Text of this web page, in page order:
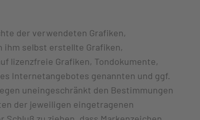
der verwendeten Grafiken,
ihm selbst erstellte Grafiken,
lizenzfreie Grafiken, Tondokumente,
Internetangebotes genannten und ggf.
uneingeschränkt den Bestimmungen
der jeweiligen eingetragenen